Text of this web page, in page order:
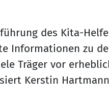
des Kita-
Informationen zu
Träger vor
Kerstin